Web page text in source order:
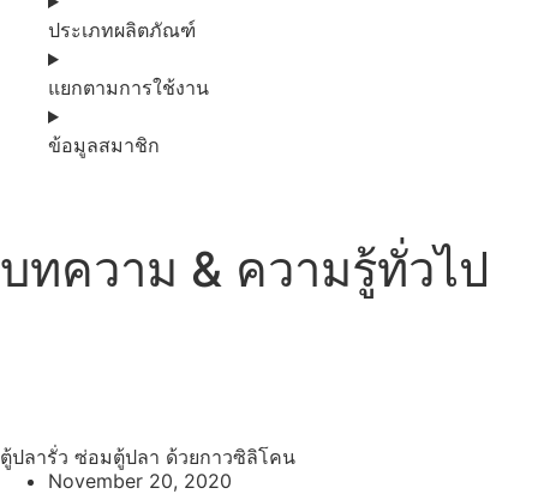
ประเภทผลิตภัณฑ์
แยกตามการใช้งาน
ข้อมูลสมาชิก
บทความ & ความรู้ทั่วไป
ตู้ปลารั่ว ซ่อมตู้ปลา ด้วยกาวซิลิโคน
November 20, 2020